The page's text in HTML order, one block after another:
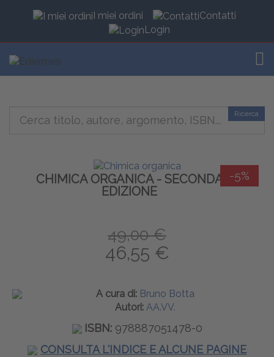
I miei ordini
Contatti
Login
Ricerca
-5%
CHIMICA ORGANICA - SECONDA
EDIZIONE
49,00 €
46,55 €
A cura di: Bruno Botta
Autori: AA.VV.
ISBN: 978887051478-0
CONSULTA L'INDICE E ALCUNE PAGINE